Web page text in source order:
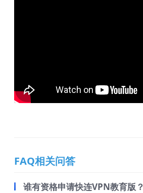
FAQ相关问答
谁有资格申请快连VPN教育版？